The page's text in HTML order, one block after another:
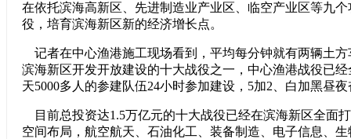
在依托滨海高新区、先进制造业产业区、临空产业区等九
役，培育滨海新区新的经济增长点。
记者在中心渔港施工现场看到，平均每分钟就有两辆土
滨海新区开发开放建设的十大战役之一，中心渔港战役已
天5000多人的参建队伍24小时参加建设，5加2、白加黑昼
目前总投资达1.5万亿元的十大战役已经在滨海新区全面
空间布局，航空航天、石油化工、装备制造、电子信息、